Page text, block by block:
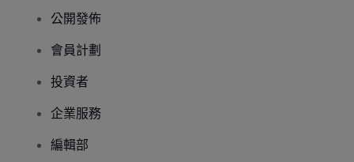
公開發佈
會員計劃
投資者
企業服務
編輯部